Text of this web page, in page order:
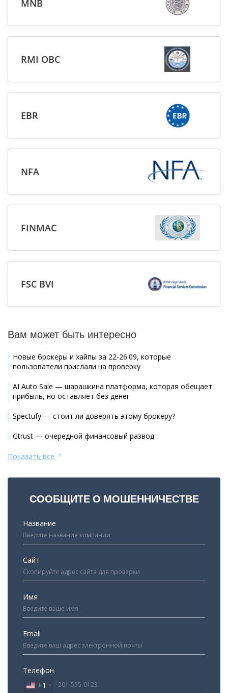
MNB
RMI OBC
EBR
NFA
FINMAC
FSC BVI
Вам может быть интересно
Новые брокеры и хайпы за 22-26.09, которые
пользователи прислали на проверку
AI Auto Sale — шарашкина платформа, которая обещает
прибыль, но оставляет без денег
Spectufy — стоит ли доверять этому брокеру?
Gtrust — очередной финансовый развод
Показать все
СООБЩИТЕ О МОШЕННИЧЕСТВЕ
Название
Сайт
Имя
Email
Телефон
United
+1